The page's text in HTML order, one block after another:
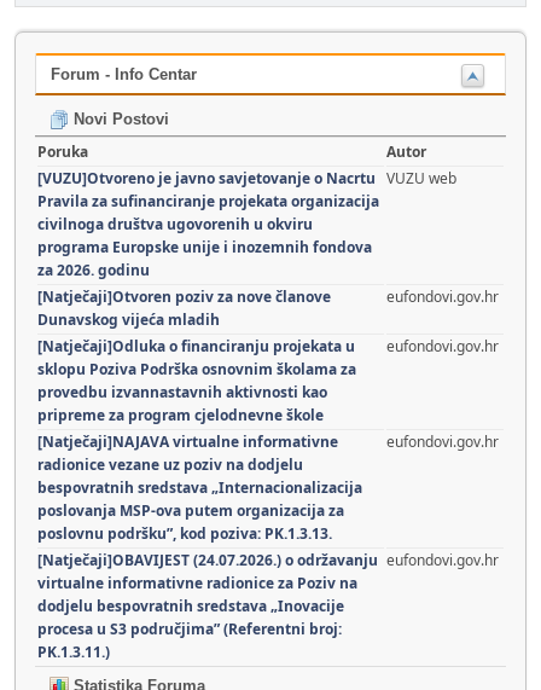
Forum - Info Centar
Novi Postovi
Poruka
Autor
[VUZU]Otvoreno je javno savjetovanje o Nacrtu
Pravila za sufinanciranje projekata organizacija
civilnoga društva ugovorenih u okviru
programa Europske unije i inozemnih fondova
za 2026. godinu
VUZU web
[Natječaji]Otvoren poziv za nove članove
Dunavskog vijeća mladih
eufondovi.gov.hr
[Natječaji]Odluka o financiranju projekata u
sklopu Poziva Podrška osnovnim školama za
provedbu izvannastavnih aktivnosti kao
pripreme za program cjelodnevne škole
eufondovi.gov.hr
[Natječaji]NAJAVA virtualne informativne
radionice vezane uz poziv na dodjelu
bespovratnih sredstava „Internacionalizacija
poslovanja MSP-ova putem organizacija za
poslovnu podršku”, kod poziva: PK.1.3.13.
eufondovi.gov.hr
[Natječaji]OBAVIJEST (24.07.2026.) o održavanju
virtualne informativne radionice za Poziv na
dodjelu bespovratnih sredstava „Inovacije
procesa u S3 područjima” (Referentni broj:
PK.1.3.11.)
eufondovi.gov.hr
Statistika Foruma